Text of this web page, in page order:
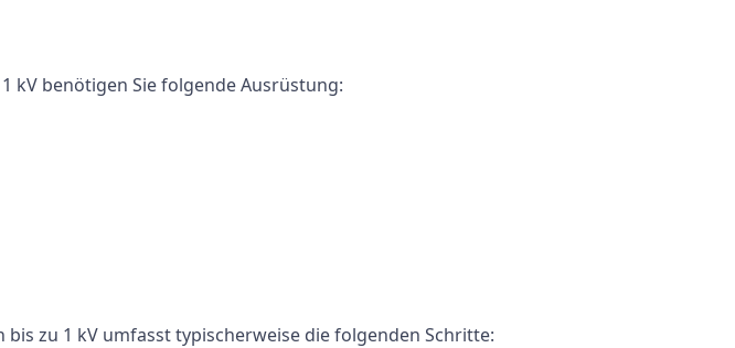
kV benötigen Sie folgende Ausrüstung:
zu 1 kV umfasst typischerweise die folgenden Schritte: